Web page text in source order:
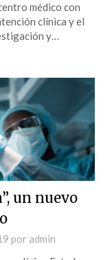
médico con
clínica y el
y…
un nuevo
por admin